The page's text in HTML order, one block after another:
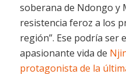
soberana de Ndongo y
resistencia feroz a los
región”. Ese podría ser
apasionante vida de
protagonista de la